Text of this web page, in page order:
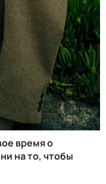
время о
на то, чтобы